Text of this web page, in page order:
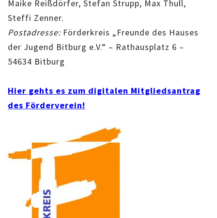
Maike Reißdörfer, Stefan Strupp, Max Thull,
Steffi Zenner.
Postadresse:Förderkreis „Freunde des Hauses
der Jugend Bitburg e.V.“ – Rathausplatz 6 –
54634 Bitburg
Hier gehts es zum digitalen Mitgliedsantrag
des Förderverein!